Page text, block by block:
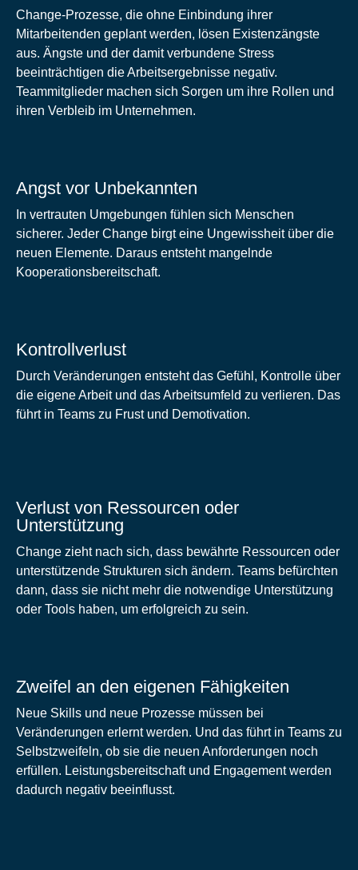
Change-Prozesse, die ohne Einbindung ihrer
Mitarbeitenden geplant werden, lösen Existenzängste
aus. Ängste und der damit verbundene Stress
beeinträchtigen die Arbeitsergebnisse negativ.
Teammitglieder machen sich Sorgen um ihre Rollen und
ihren Verbleib im Unternehmen.
Angst vor Unbekannten
In vertrauten Umgebungen fühlen sich Menschen
sicherer. Jeder Change birgt eine Ungewissheit über die
neuen Elemente. Daraus entsteht mangelnde
Kooperationsbereitschaft.
Kontrollverlust
Durch Veränderungen entsteht das Gefühl, Kontrolle über
die eigene Arbeit und das Arbeitsumfeld zu verlieren. Das
führt in Teams zu Frust und Demotivation.
Verlust von Ressourcen oder
Unterstützung
Change zieht nach sich, dass bewährte Ressourcen oder
unterstützende Strukturen sich ändern. Teams befürchten
dann, dass sie nicht mehr die notwendige Unterstützung
oder Tools haben, um erfolgreich zu sein.
Zweifel an den eigenen Fähigkeiten
Neue Skills und neue Prozesse müssen bei
Veränderungen erlernt werden. Und das führt in Teams zu
Selbstzweifeln, ob sie die neuen Anforderungen noch
erfüllen. Leistungsbereitschaft und Engagement werden
dadurch negativ beeinflusst.